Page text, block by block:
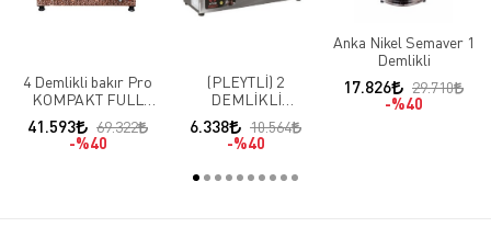
4 Demlikli bakır Pro
KOMPAKT FULL
Otomatik Çay
Makinası
41.593
69.322
%40
(PLEYTLİ) 2
DEMLİKLİ
PASLANMAZ EKO
ELEKTRİKLİ ÇAY
MAKİNESİ
6.338
10.564
%40
Anka Nikel Semaver 1
Demlikli
17.826
29.710
%40